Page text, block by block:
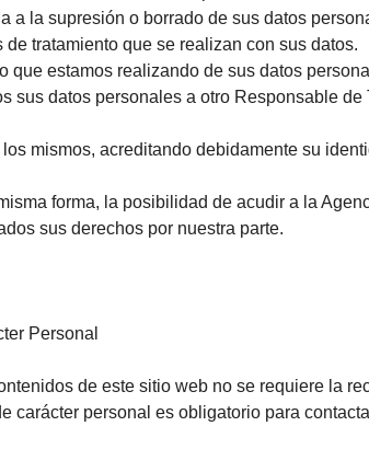
a la supresión o borrado de sus datos
de tratamiento que se realizan con sus datos.
que estamos realizando de sus datos
sus datos personales a otro Responsable de
mismos, acreditando debidamente su
forma, la posibilidad de acudir a la
sus derechos por nuestra parte.
Personal
de este sitio web no se requiere la
carácter personal es obligatorio para